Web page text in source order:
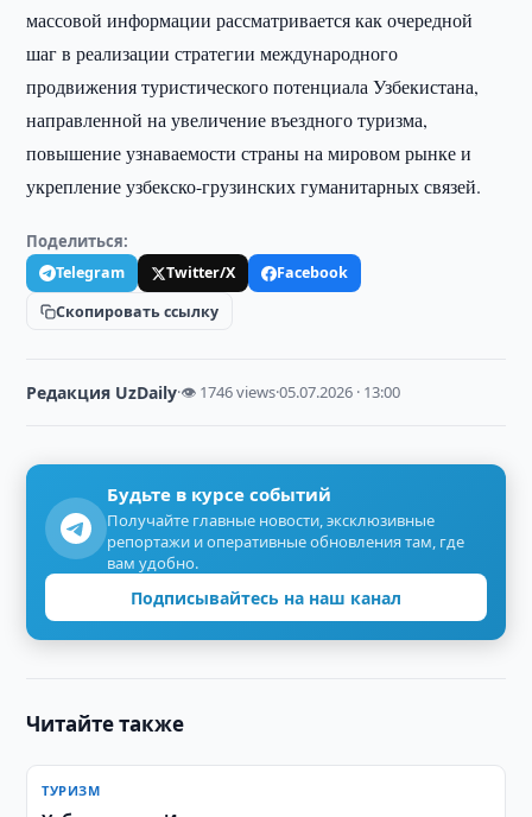
массовой информации рассматривается как очередной
шаг в реализации стратегии международного
продвижения туристического потенциала Узбекистана,
направленной на увеличение въездного туризма,
повышение узнаваемости страны на мировом рынке и
укрепление узбекско-грузинских гуманитарных связей.
Поделиться:
Telegram Twitter/X
Facebook
Скопировать ссылку
Редакция UzDaily·👁 1746 views·05.07.2026 · 13:00
Будьте в курсе событий
Получайте главные новости, эксклюзивные
репортажи и оперативные обновления там, где
вам удобно.
Подписывайтесь на наш канал
Читайте также
ТУРИЗМ